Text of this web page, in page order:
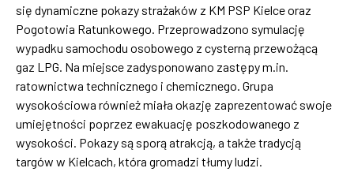
się dynamiczne pokazy strażaków z KM PSP Kielce oraz
Pogotowia Ratunkowego. Przeprowadzono symulację
wypadku samochodu osobowego z cysterną przewożącą
gaz LPG. Na miejsce zadysponowano zastępy m.in.
ratownictwa technicznego i chemicznego. Grupa
wysokościowa również miała okazję zaprezentować swoje
umiejętności poprzez ewakuację poszkodowanego z
wysokości. Pokazy są sporą atrakcją, a także tradycją
targów w Kielcach, która gromadzi tłumy ludzi.